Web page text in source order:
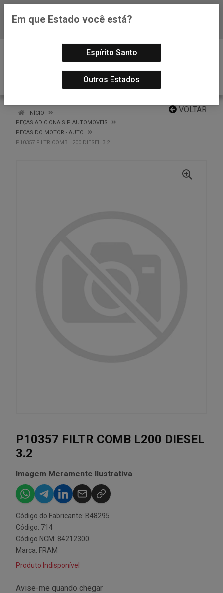
Baixe já nosso APP
VOLTAR
INÍCIO
PEÇAS ADICIONAIS P AUTOMOVEIS
PECAS DO MOTOR - AUTO
P10357 FILTR COMB L200 DIESEL 3.2
P10357 FILTR COMB L200 DIESEL
3.2
Imagem Meramente Ilustrativa
Código do Fabricante: B48295
Código: 714
Código NCM: 84212300
Marca: FRAM
Produto Indisponível
Avise-me quando chegar
Em que Estado você está?
Espírito Santo
Outros Estados